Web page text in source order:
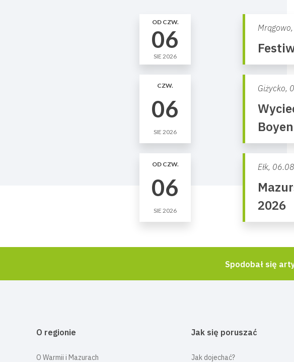
OD CZW.
06
SIE 2026
Mrągowo,
CZW.
06
SIE 2026
Giżycko,
OD CZW.
06
SIE 2026
Ełk,
2026
Spodobał się
O regionie
O Warmii i Mazurach
Jak się poruszać
Jak dojechać?